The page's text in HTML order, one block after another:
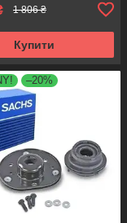
1 806 ₴
Купити
–20%